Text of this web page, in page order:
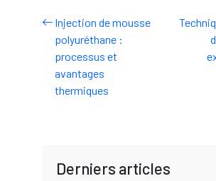
Injection de mousse
polyuréthane :
processus et
avantages
thermiques
Derniers articles